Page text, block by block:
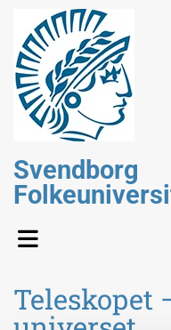
Svendborg
Teleskopet